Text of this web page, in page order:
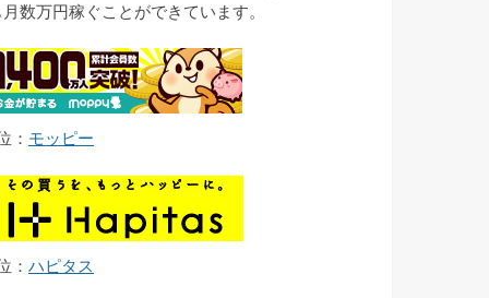
数万円稼ぐことができています。
： モッピー
： ハピタス